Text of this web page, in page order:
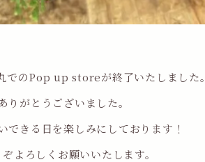
でのPop up storeが終了いたしました。
りがとうございました。
できる日を楽しみにしております！
よろしくお願いいたします。